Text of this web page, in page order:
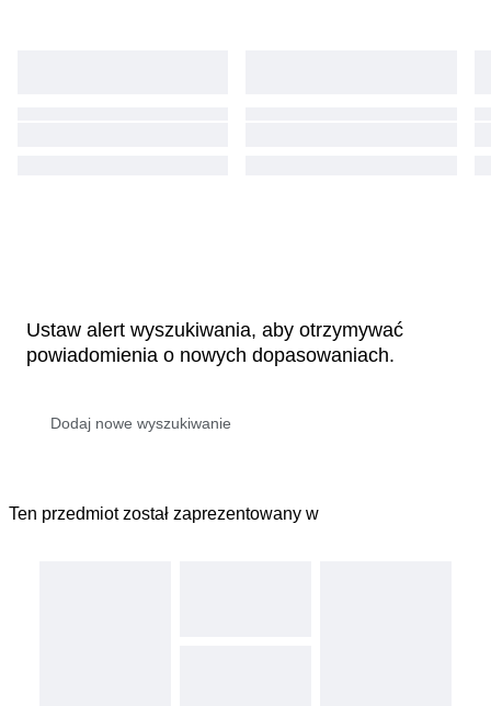
Ustaw alert wyszukiwania, aby otrzymywać
powiadomienia o nowych dopasowaniach.
Ten przedmiot został zaprezentowany w